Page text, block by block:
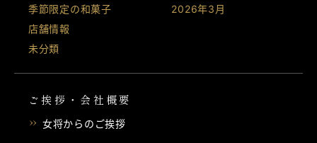
季節限定の和菓子
店舗情報
未分類
2026年3月
ご挨拶・会社概要
女将からのご挨拶